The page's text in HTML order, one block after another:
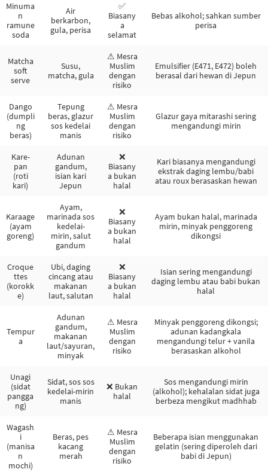
Minuma
n
ramune
soda
Air
berkarbon,
gula, perisa
✅
Biasany
a
selamat
Bebas alkohol; sahkan sumber
perisa
Matcha
soft
serve
Susu,
matcha, gula
⚠ Mesra
Muslim
dengan
risiko
Emulsifier (E471, E472) boleh
berasal dari hewan di Jepun
Dango
(dumpli
ng
beras)
Tepung
beras, glazur
sos kedelai
manis
⚠ Mesra
Muslim
dengan
risiko
Glazur gaya mitarashi sering
mengandungi mirin
Kare-
pan
(roti
kari)
Adunan
gandum,
isian kari
Jepun
❌
Biasany
a bukan
halal
Kari biasanya mengandungi
ekstrak daging lembu/babi
atau roux berasaskan hewan
Karaage
(ayam
goreng)
Ayam,
marinada sos
kedelai-
mirin, salut
gandum
❌
Biasany
a bukan
halal
Ayam bukan halal, marinada
mirin, minyak penggoreng
dikongsi
Croque
ttes
(korokk
e)
Ubi, daging
cincang atau
makanan
laut, salutan
❌
Biasany
a bukan
halal
Isian sering mengandungi
daging lembu atau babi bukan
halal
Tempur
a
Adunan
gandum,
makanan
laut/sayuran,
minyak
⚠ Mesra
Muslim
dengan
risiko
Minyak penggoreng dikongsi;
adunan kadangkala
mengandungi telur + vanila
berasaskan alkohol
Unagi
(sidat
pangga
ng)
Sidat, sos sos
kedelai-mirin
manis
❌ Bukan
halal
Sos mengandungi mirin
(alkohol); kehalalan sidat juga
berbeza mengikut madhhab
Wagash
i
(manisa
n
mochi)
Beras, pes
kacang
merah
⚠ Mesra
Muslim
dengan
risiko
Beberapa isian menggunakan
gelatin (sering diperoleh dari
babi di Jepun)